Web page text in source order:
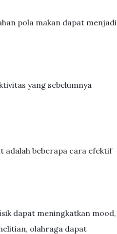
pola makan dapat menjadi
yang sebelumnya
adalah beberapa cara efektif
dapat meningkatkan mood,
olahraga dapat